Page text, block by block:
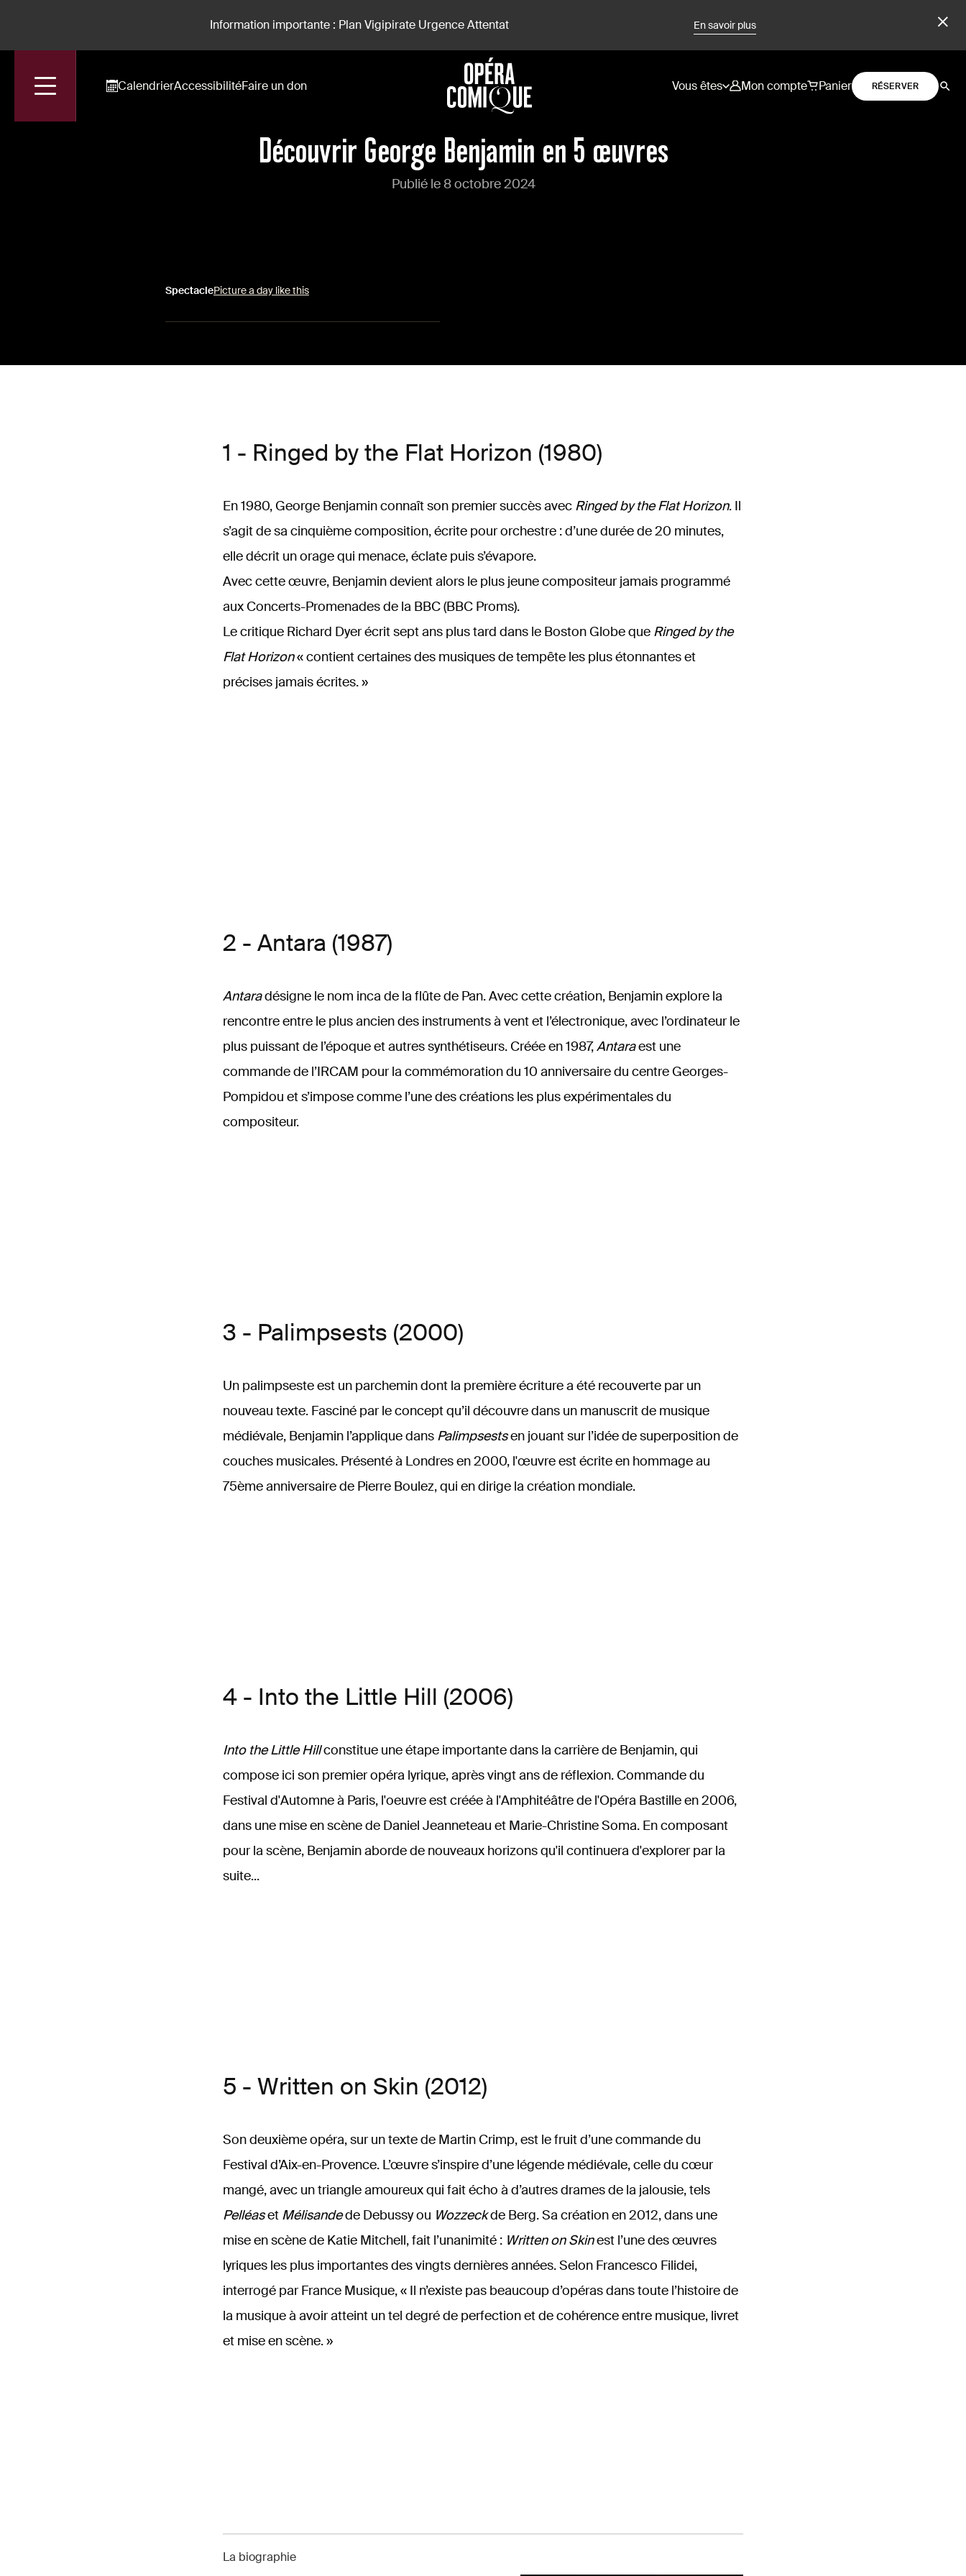
Information importante : Plan Vigipirate Urgence Attentat En savoir plus
CalendrierAccessibilitéFaire un don Vous êtes Mon compte Panier
RÉSERVER
Découvrir George Benjamin en 5 œuvres
Publié le 8 octobre 2024
SpectaclePicture a day like this
1 - Ringed by the Flat Horizon (1980)
En 1980, George Benjamin connaît son premier succès avecRinged by the Flat Horizon. Il
s’agit de sa cinquième composition, écrite pour orchestre : d’une durée de 20 minutes,
elle décrit un orage qui menace, éclate puis s’évapore.
Avec cette œuvre, Benjamin devient alors le plus jeune compositeur jamais programmé
aux Concerts-Promenades de la BBC (BBC Proms).
Le critique Richard Dyer écrit sept ans plus tard dans le Boston Globe que Ringed by the
Flat Horizon« contient certaines des musiques de tempête les plus étonnantes et
précises jamais écrites. »
2 - Antara (1987)
Antaradésigne le nom inca de la flûte de Pan. Avec cette création, Benjamin explore la
rencontre entre le plus ancien des instruments à vent et l’électronique, avec l’ordinateur le
plus puissant de l’époque et autres synthétiseurs. Créée en 1987,Antaraest une
commande de l’IRCAM pour la commémoration du 10 anniversaire du centre Georges-
Pompidou et s’impose comme l’une des créations les plus expérimentales du
compositeur.
3 - Palimpsests (2000)
Un palimpseste est un parchemin dont la première écriture a été recouverte par un
nouveau texte. Fasciné par le concept qu’il découvre dans un manuscrit de musique
médiévale, Benjamin l’applique dansPalimpsestsen jouant sur l’idée de superposition de
couches musicales. Présenté à Londres en 2000, l'œuvre est écrite en hommage au
75ème anniversaire de Pierre Boulez, qui en dirige la création mondiale.
4 - Into the Little Hill (2006)
Into the Little Hillconstitue une étape importante dans la carrière de Benjamin, qui
compose ici son premier opéra lyrique, après vingt ans de réflexion. Commande du
Festival d'Automne à Paris, l'oeuvre est créée à l'Amphitéâtre de l'Opéra Bastille en 2006,
dans une mise en scène de Daniel Jeanneteau et Marie-Christine Soma. En composant
pour la scène, Benjamin aborde de nouveaux horizons qu'il continuera d'explorer par la
suite...
5 - Written on Skin (2012)
Son deuxième opéra, sur un texte de Martin Crimp, est le fruit d’une commande du
Festival d’Aix-en-Provence. L’œuvre s’inspire d’une légende médiévale, celle du cœur
mangé, avec un triangle amoureux qui fait écho à d’autres drames de la jalousie, tels
Pelléaset Mélisandede Debussy ou Wozzeckde Berg. Sa création en 2012, dans une
mise en scène de Katie Mitchell, fait l’unanimité : Written on Skinest l’une des œuvres
lyriques les plus importantes des vingts dernières années. Selon Francesco Filidei,
interrogé par France Musique, « Il n’existe pas beaucoup d’opéras dans toute l’histoire de
la musique à avoir atteint un tel degré de perfection et de cohérence entre musique, livret
et mise en scène. »
La biographie